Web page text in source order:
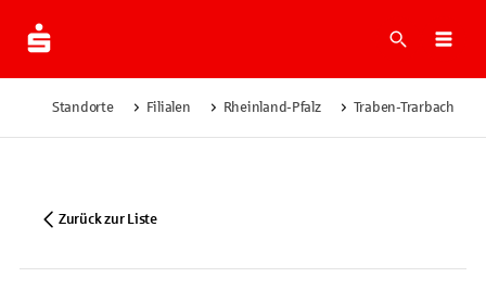
Suche
Standorte Filialen Rheinland-Pfalz Traben-Trarbach
Zurück zur Liste